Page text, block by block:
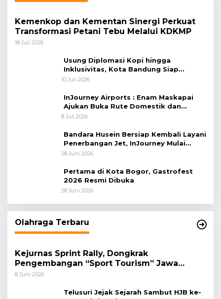
Kemenkop dan Kementan Sinergi Perkuat
Transformasi Petani Tebu Melalui KDKMP
18 Juli 2026
Usung Diplomasi Kopi hingga
Inklusivitas, Kota Bandung Siap
Sambut 25 Duta Besar di Festival Asia
10 Juli 2026
InJourney Airports : Enam Maskapai
Ajukan Buka Rute Domestik dan
Internasional dari Bandara Husein
8 Juli 2026
Bandara Husein Bersiap Kembali Layani
Penerbangan Jet, InJourney Mulai
Tahap Optimalisasi
28 Juni 2026
Pertama di Kota Bogor, Gastrofest
2026 Resmi Dibuka
28 Juni 2026
Olahraga Terbaru
Kejurnas Sprint Rally, Dongkrak
Pengembangan “Sport Tourism” Jawa
Tengah
8 Juni 2026
Telusuri Jejak Sejarah Sambut HJB ke-